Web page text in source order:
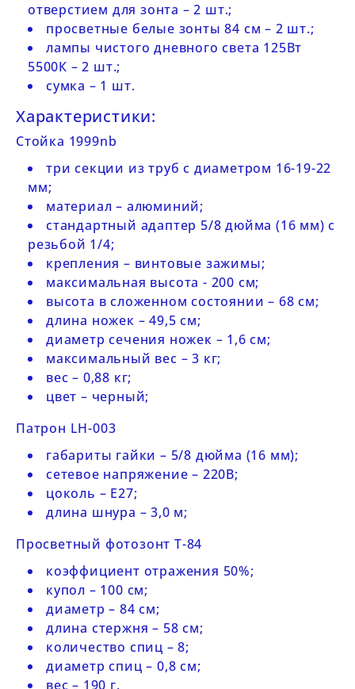
отверстием для зонта – 2 шт.;
просветные белые зонты 84 см – 2 шт.;
лампы чистого дневного света 125Вт
5500К – 2 шт.;
сумка – 1 шт.
Характеристики:
Стойка 1999nb
три секции из труб с диаметром 16-19-22
мм;
материал – алюминий;
стандартный адаптер 5/8 дюйма (16 мм) с
резьбой 1/4;
крепления – винтовые зажимы;
максимальная высота - 200 см;
высота в сложенном состоянии – 68 см;
длина ножек – 49,5 см;
диаметр сечения ножек – 1,6 см;
максимальный вес – 3 кг;
вес – 0,88 кг;
цвет – черный;
Патрон LH-003
габариты гайки – 5/8 дюйма (16 мм);
сетевое напряжение – 220В;
цоколь – E27;
длина шнура – 3,0 м;
Просветный фотозонтT-84
коэффициент отражения 50%;
купол – 100 см;
диаметр – 84 см;
длина стержня – 58 см;
количество спиц – 8;
диаметр спиц – 0,8 см;
вес – 190 г.